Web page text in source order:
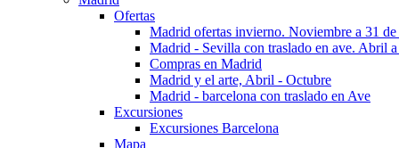
Ofertas
Madrid ofertas invierno. Noviembre a 31 de
Madrid - Sevilla con traslado en ave. Abril
Compras en Madrid
Madrid y el arte, Abril - Octubre
Madrid - barcelona con traslado en Ave
Excursiones
Excursiones Barcelona
Mapa